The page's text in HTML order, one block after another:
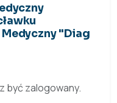
"Diag
być zalogowany.